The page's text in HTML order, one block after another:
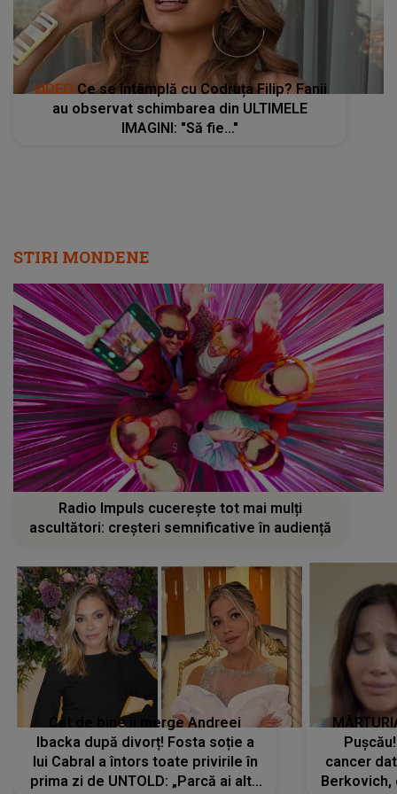
VIDEO Ce se întâmplă cu Codruța Filip? Fanii
au observat schimbarea din ULTIMELE
IMAGINI: "Să fie..."
STIRI MONDENE
Radio Impuls cucerește tot mai mulți
ascultători: creșteri semnificative în audiență
Cât de bine îi merge Andreei
Ibacka după divorț! Fosta soție a
lui Cabral a întors toate privirile în
prima zi de UNTOLD: „Parcă ai altă
cancer
Berkovich,